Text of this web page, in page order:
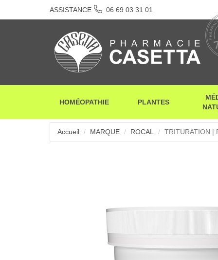
ASSISTANCE 06 69 03 31 01
HOMÉOPATHIE PLANTES
Accueil MARQUE ROCAL TRITURATION |